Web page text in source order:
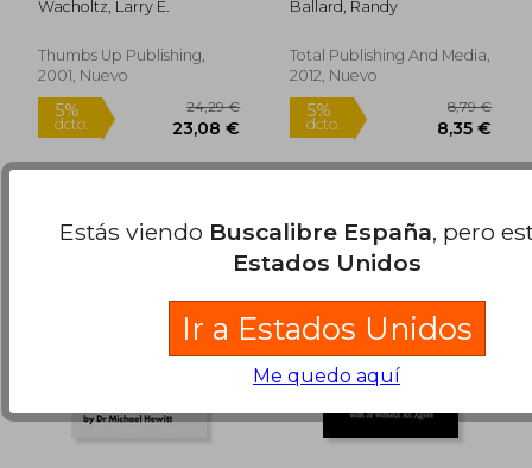
5%
dcto. 13,40 € dcto.
Wacholtz, Larry E.
Thumbs Up Publishing,
2001, Nuevo
Ballard, Randy
Total Publishing And Media,
2012, Nuevo
Estás viendo Buscalibre España, pero
Estados Unidos
Ir a Estados Unidos
Me quedo aquí